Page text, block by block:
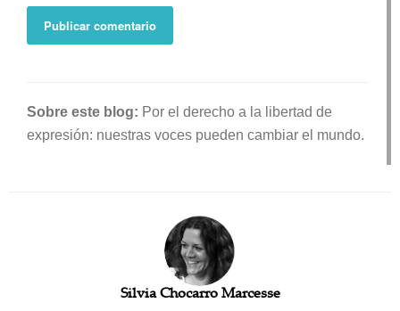
Sobre este blog: Por el derecho a la libertad de
expresión: nuestras voces pueden cambiar el mundo.
Silvia Chocarro Marcesse